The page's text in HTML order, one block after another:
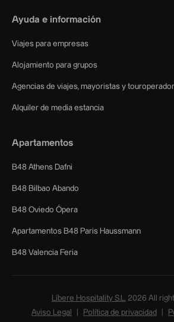
Ayuda e información
Viajes para empresas
Alojamiento para grupos
Agencias de viajes, mayoristas y
Alquiler de media estancia
Apartamentos
B48 Athens Dafni
B48 Bilbao Abando
B48 Oviedo Ópera
Apartamentos B48 Paris Haussmann
B48 Valencia Feria
Líbere Hospitality S.L. 2026 All
Aviso Legal
Política de privacidad